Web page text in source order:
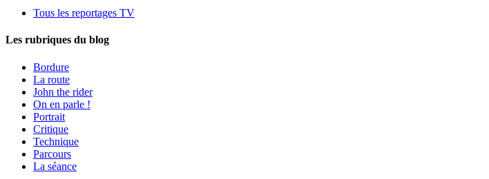
Tous les reportages TV
Les rubriques du blog
Bordure
La route
John the rider
On en parle !
Portrait
Critique
Technique
Parcours
La séance